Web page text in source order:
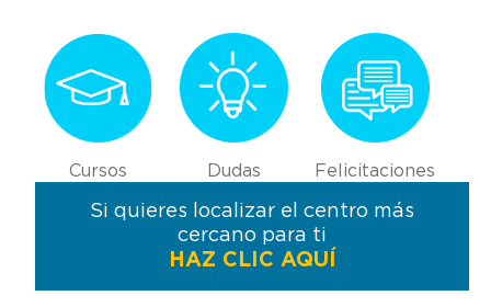
Cursos Dudas Felicitaciones
Si quieres localizar el centro más
cercano para ti
HAZ CLIC AQUÍ